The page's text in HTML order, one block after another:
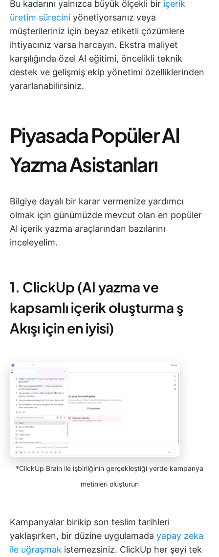
Bu kadarını yalnızca büyük ölçekli bir içerik
üretim sürecini yönetiyorsanız veya
müşterileriniz için beyaz etiketli çözümlere
ihtiyacınız varsa harcayın. Ekstra maliyet
karşılığında özel AI eğitimi, öncelikli teknik
destek ve gelişmiş ekip yönetimi özelliklerinden
yararlanabilirsiniz.
Piyasada Popüler AI
Yazma Asistanları
Bilgiye dayalı bir karar vermenize yardımcı
olmak için günümüzde mevcut olan en popüler
AI içerik yazma araçlarından bazılarını
inceleyelim.
1. ClickUp (AI yazma ve
kapsamlı içerik oluşturma ş
Akışı için en iyisi)
*ClickUp Brain ile işbirliğinin gerçekleştiği yerde kampanya
metinleri oluşturun
Kampanyalar birikip son teslim tarihleri
yaklaşırken, bir düzine uygulamada yapay zeka
ile uğraşmak istemezsiniz. ClickUp her şeyi tek